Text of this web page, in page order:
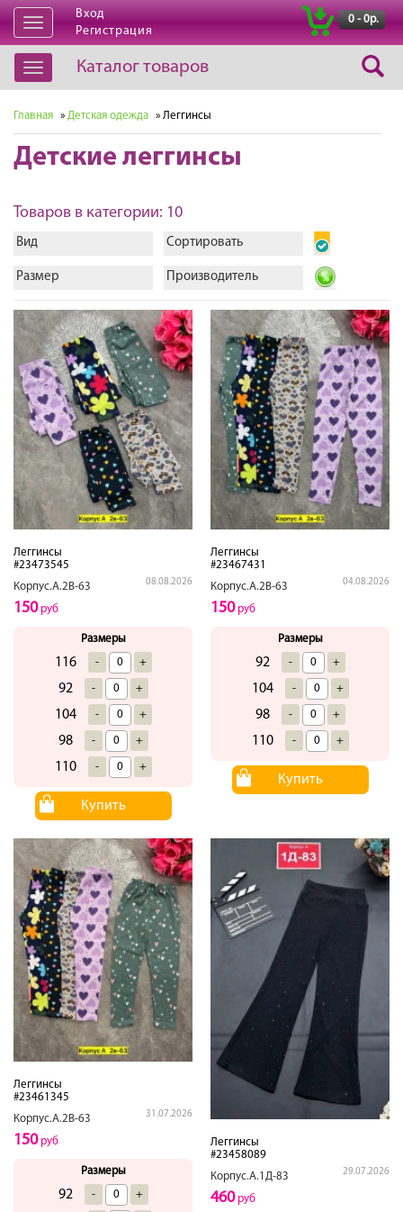
Открыть
навигацию
Вход
Регистрация
0 - 0р.
Открыть
навигацию
Каталог товаров
Главная » Детская одежда » Леггинсы
Детские леггинсы
Товаров в категории: 10
Вид Сортировать
Размер Производитель
Леггинсы
#23473545
Корпус.А.2В-63
08.08.2026
150руб
Размеры
116 - +
92 - +
104 - +
98 - +
110 - +
Купить
Леггинсы
#23467431
Корпус.А.2В-63
04.08.2026
150руб
Размеры
92 - +
104 - +
98 - +
110 - +
Купить
Леггинсы
#23461345
Корпус.А.2В-63
31.07.2026
150руб
Размеры
92 - +
Леггинсы
#23458089
Корпус.А.1Д-83
29.07.2026
460руб